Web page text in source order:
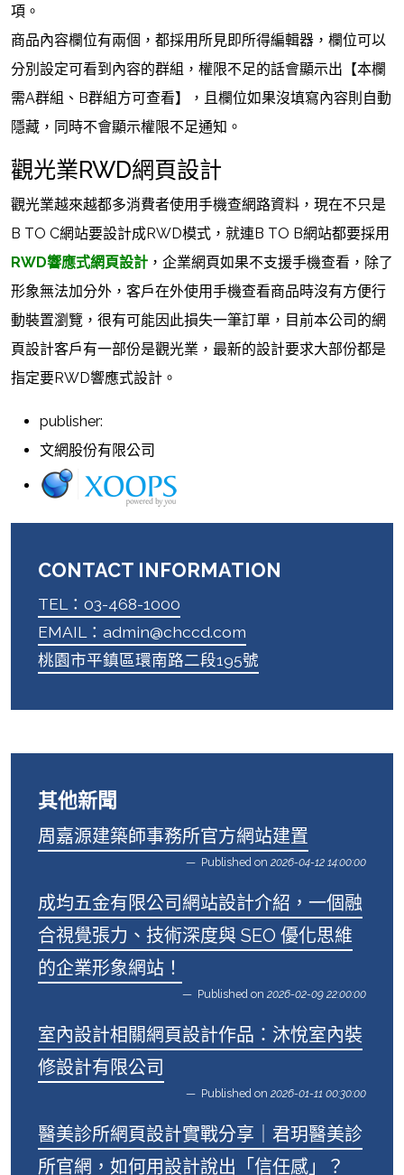
項。
商品內容欄位有兩個，都採用所見即所得編輯器，欄位可以
分別設定可看到內容的群組，權限不足的話會顯示出【本欄
需A群組、B群組方可查看】，且欄位如果沒填寫內容則自動
隱藏，同時不會顯示權限不足通知。
觀光業RWD網頁設計
觀光業越來越都多消費者使用手機查網路資料，現在不只是
B TO C網站要設計成RWD模式，就連B TO B網站都要採用
RWD響應式網頁設計 ，企業網頁如果不支援手機查看，除了
形象無法加分外，客戶在外使用手機查看商品時沒有方便行
動裝置瀏覽，很有可能因此損失一筆訂單，目前本公司的網
頁設計客戶有一部份是觀光業，最新的設計要求大部份都是
指定要RWD響應式設計。
publisher:
文網股份有限公司
CONTACT INFORMATION
TEL：03-468-1000
EMAIL：admin@chccd.com
桃園市平鎮區環南路二段195號
其他新聞
周嘉源建築師事務所官方網站建置
Published on 2026-04-12 14:00:00
成均五金有限公司網站設計介紹，一個融
合視覺張力、技術深度與 SEO 優化思維
的企業形象網站！
Published on 2026-02-09 22:00:00
室內設計相關網頁設計作品：沐悅室內裝
修設計有限公司
Published on 2026-01-11 00:30:00
醫美診所網頁設計實戰分享｜君玥醫美診
所官網，如何用設計說出「信任感」？